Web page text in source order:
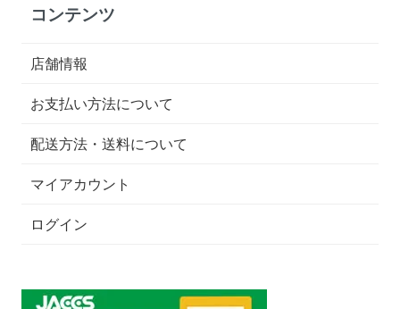
コンテンツ
店舗情報
お支払い方法について
配送方法・送料について
マイアカウント
ログイン